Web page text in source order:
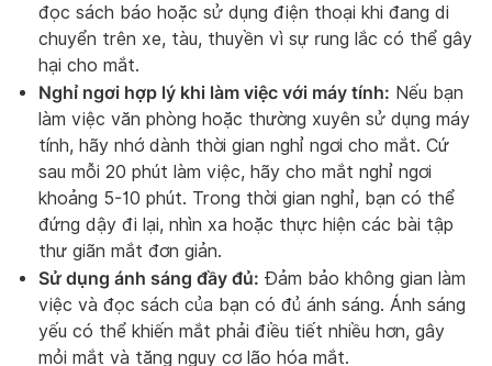
đọc sách báo hoặc sử dụng điện thoại khi đang di
chuyển trên xe, tàu, thuyền vì sự rung lắc có thể gây
hại cho mắt.
Nghỉ ngơi hợp lý khi làm việc với máy tính: Nếu bạn
làm việc văn phòng hoặc thường xuyên sử dụng máy
tính, hãy nhớ dành thời gian nghỉ ngơi cho mắt. Cứ
sau mỗi 20 phút làm việc, hãy cho mắt nghỉ ngơi
khoảng 5-10 phút. Trong thời gian nghỉ, bạn có thể
đứng dậy đi lại, nhìn xa hoặc thực hiện các bài tập
thư giãn mắt đơn giản.
Sử dụng ánh sáng đầy đủ: Đảm bảo không gian làm
việc và đọc sách của bạn có đủ ánh sáng. Ánh sáng
yếu có thể khiến mắt phải điều tiết nhiều hơn, gây
mỏi mắt và tăng nguy cơ lão hóa mắt.